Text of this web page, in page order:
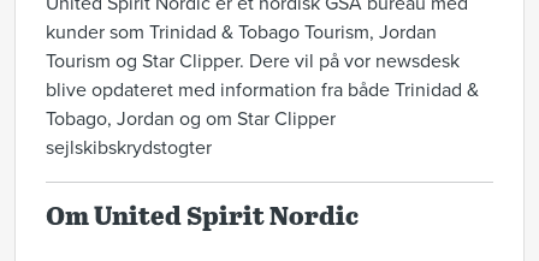
kunder som Trinidad & Tobago Tourism, Jordan
Tourism og Star Clipper. Dere vil på vor newsdesk
blive opdateret med information fra både Trinidad &
Tobago, Jordan og om Star Clipper
sejlskibskrydstogter
Om United Spirit Nordic